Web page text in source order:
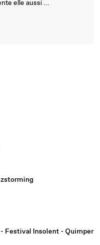
elle aussi ...
Festival Insolent - Quimper